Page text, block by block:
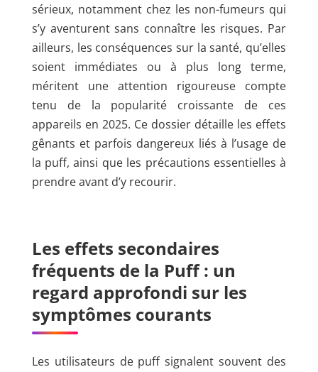
sérieux, notamment chez les non-fumeurs qui
s’y aventurent sans connaître les risques. Par
ailleurs, les conséquences sur la santé, qu’elles
soient immédiates ou à plus long terme,
méritent une attention rigoureuse compte
tenu de la popularité croissante de ces
appareils en 2025. Ce dossier détaille les effets
gênants et parfois dangereux liés à l’usage de
la puff, ainsi que les précautions essentielles à
prendre avant d’y recourir.
Les effets secondaires
fréquents de la Puff : un
regard approfondi sur les
symptômes courants
Les utilisateurs de puff signalent souvent des